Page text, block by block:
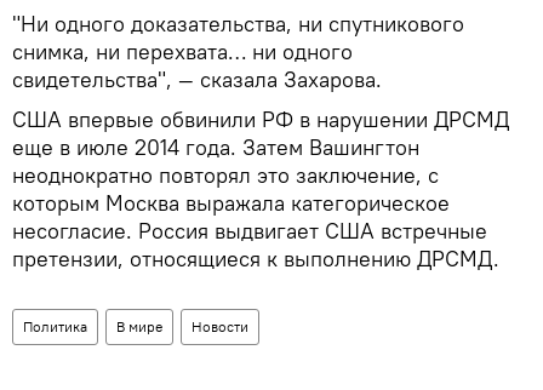
"Ни одного доказательства, ни спутникового
снимка, ни перехвата… ни одного
свидетельства", — сказала Захарова.
США впервые обвинили РФ в нарушении ДРСМД
еще в июле 2014 года. Затем Вашингтон
неоднократно повторял это заключение, с
которым Москва выражала категорическое
несогласие. Россия выдвигает США встречные
претензии, относящиеся к выполнению ДРСМД.
Политика В мире Новости